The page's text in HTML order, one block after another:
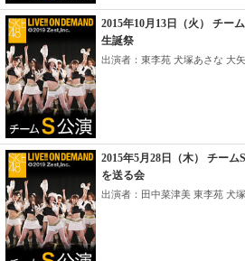
2015年10月13日（火） チー
生誕祭
出演者：東李苑 犬塚あさな 大矢
2015年5月28日（木） チー
を送る会
出演者：田中菜津美 東李苑 犬塚